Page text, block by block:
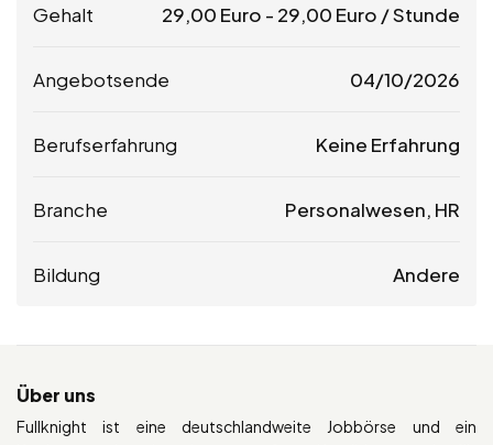
Gehalt 29,00 Euro - 29,00 Euro / Stunde
Angebotsende 04/10/2026
Berufserfahrung Keine Erfahrung
Branche Personalwesen, HR
Bildung Andere
Über uns
Fullknight ist eine deutschlandweite Jobbörse und ein